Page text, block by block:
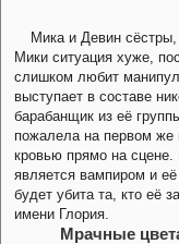
Мика и Девин
Мики ситуация хуже,
слишком любит
выступает в составе
барабанщик из её
пожалела на первом же
кровью прямо на сцене.
является вампиром и
будет убита та, кто её
имени Глория.
Мрачные